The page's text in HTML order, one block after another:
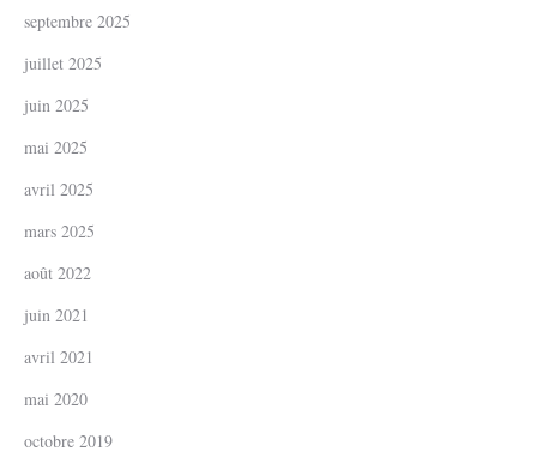
septembre 2025
juillet 2025
juin 2025
mai 2025
avril 2025
mars 2025
août 2022
juin 2021
avril 2021
mai 2020
octobre 2019